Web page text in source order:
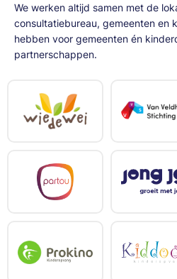
We werken altijd samen met de
consultatiebureau, gemeenten en
hebben voor gemeenten én
partnerschappen.